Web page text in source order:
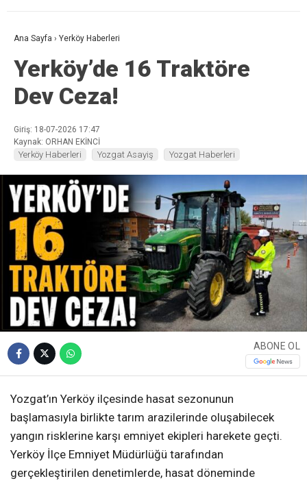
Ana Sayfa › Yerköy Haberleri
Yerköy’de 16 Traktöre
Dev Ceza!
Giriş: 18-07-2026 17:47
Kaynak: ORHAN EKİNCİ
Yerköy Haberleri Yozgat Asayiş Yozgat Haberleri
ABONE OL
Yozgat’ın Yerköy ilçesinde hasat sezonunun
başlamasıyla birlikte tarım arazilerinde oluşabilecek
yangın risklerine karşı emniyet ekipleri harekete geçti.
Yerköy İlçe Emniyet Müdürlüğü tarafından
gerçekleştirilen denetimlerde, hasat döneminde